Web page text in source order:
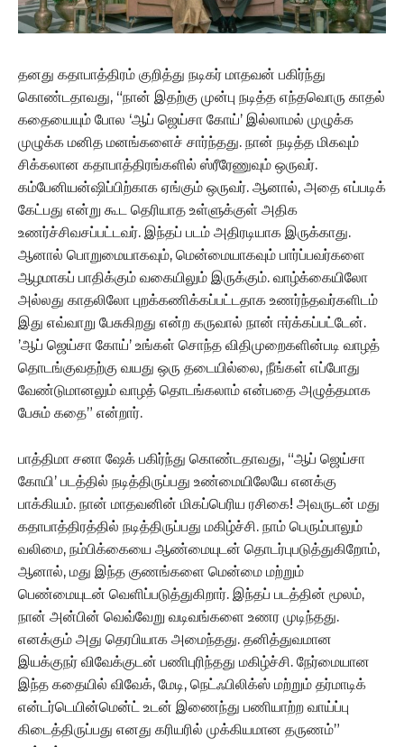
தனது கதாபாத்திரம் குறித்து நடிகர் மாதவன் பகிர்ந்து
கொண்டதாவது, “நான் இதற்கு முன்பு நடித்த எந்தவொரு காதல்
கதையையும் போல ‘ஆப் ஜெய்சா கோய்’ இல்லாமல் முழுக்க
முழுக்க மனித மனங்களைச் சார்ந்தது. நான் நடித்த மிகவும்
சிக்கலான கதாபாத்திரங்களில் ஸ்ரீரேணுவும் ஒருவர்.
கம்பேனியன்ஷிப்பிற்காக ஏங்கும் ஒருவர். ஆனால், அதை எப்படிக்
கேட்பது என்று கூட தெரியாத உள்ளுக்குள் அதிக
உணர்ச்சிவசப்பட்டவர். இந்தப் படம் அதிரடியாக இருக்காது.
ஆனால் பொறுமையாகவும், மென்மையாகவும் பார்ப்பவர்களை
ஆழமாகப் பாதிக்கும் வகையிலும் இருக்கும். வாழ்க்கையிலோ
அல்லது காதலிலோ புறக்கணிக்கப்பட்டதாக உணர்ந்தவர்களிடம்
இது எவ்வாறு பேசுகிறது என்ற கருவால் நான் ஈர்க்கப்பட்டேன்.
’ஆப் ஜெய்சா கோய்’ உங்கள் சொந்த விதிமுறைகளின்படி வாழத்
தொடங்குவதற்கு வயது ஒரு தடையில்லை, நீங்கள் எப்போது
வேண்டுமானலும் வாழத் தொடங்கலாம் என்பதை அழுத்தமாக
பேசும் கதை” என்றார்.
பாத்திமா சனா ஷேக் பகிர்ந்து கொண்டதாவது, “ஆப் ஜெய்சா
கோயி’ படத்தில் நடித்திருப்பது உண்மையிலேயே எனக்கு
பாக்கியம். நான் மாதவனின் மிகப்பெரிய ரசிகை! அவருடன் மது
கதாபாத்திரத்தில் நடித்திருப்பது மகிழ்ச்சி. நாம் பெரும்பாலும்
வலிமை, நம்பிக்கையை ஆண்மையுடன் தொடர்புபடுத்துகிறோம்,
ஆனால், மது இந்த குணங்களை மென்மை மற்றும்
பெண்மையுடன் வெளிப்படுத்துகிறார். இந்தப் படத்தின் மூலம்,
நான் அன்பின் வெவ்வேறு வடிவங்களை உணர முடிந்தது.
எனக்கும் அது தெரபியாக அமைந்தது. தனித்துவமான
இயக்குநர் விவேக்குடன் பணிபுரிந்தது மகிழ்ச்சி. நேர்மையான
இந்த கதையில் விவேக், மேடி, நெட்ஃபிலிக்ஸ் மற்றும் தர்மாடிக்
என்டர்டெயின்மென்ட் உடன் இணைந்து பணியாற்ற வாய்ப்பு
கிடைத்திருப்பது எனது கரியரில் முக்கியமான தருணம்”